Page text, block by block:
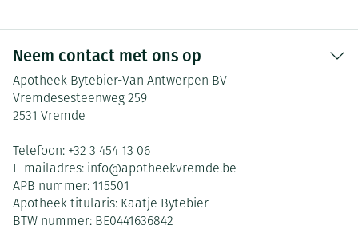
Neem contact met ons op
Apotheek Bytebier-Van Antwerpen BV
Vremdesesteenweg 259
2531 Vremde
Telefoon: +32 3 454 13 06
E-mailadres: info@apotheekvremde.be
APB nummer: 115501
Apotheek titularis: Kaatje Bytebier
BTW nummer: BE0441636842